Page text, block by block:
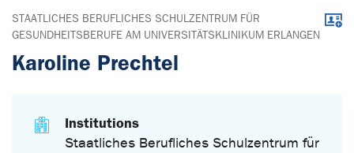
STAATLICHES BERUFLICHES SCHULZENTRUM FÜR
GESUNDHEITSBERUFE AM UNIVERSITÄTSKLINIKUM ERLANGEN
Karoline Prechtel
Institutions
Staatliches Berufliches Schulzentrum für